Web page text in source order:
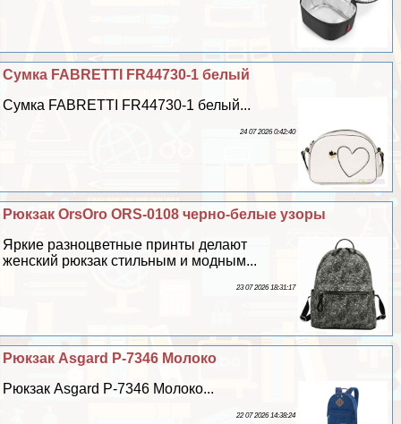
Сумка FABRETTI FR44730-1 белый
Сумка FABRETTI FR44730-1 белый...
24 07 2026 0:42:40
Рюкзак OrsOro ORS-0108 черно-белые узоры
Яркие разноцветные принты делают
женский рюкзак стильным и модным...
23 07 2026 18:31:17
Рюкзак Asgard Р-7346 Молоко
Рюкзак Asgard Р-7346 Молоко...
22 07 2026 14:38:24